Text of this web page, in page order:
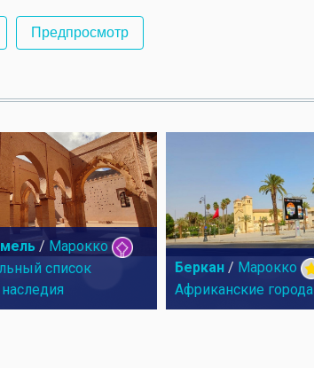
/ Марокко
список
Беркан / Марокко
Африканские города